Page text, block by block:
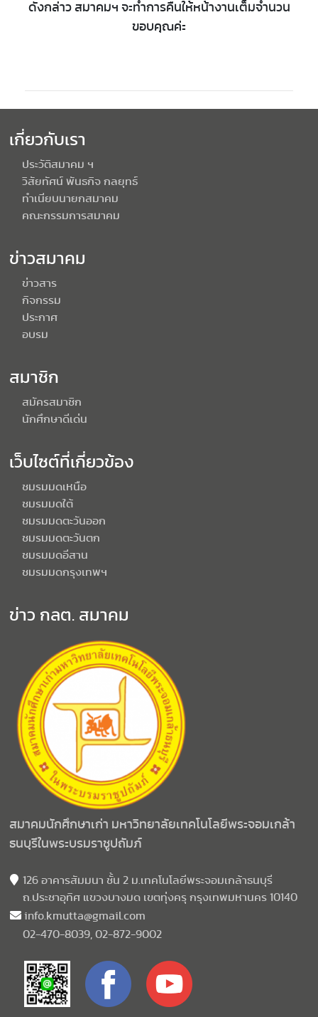
ดังกล่าว สมาคมฯ จะทำการคืนให้หน้างานเต็มจำนวน
ขอบคุณค่ะ
เกี่ยวกับเรา
ประวัติสมาคม ฯ
วิสัยทัศน์ พันธกิจ กลยุทธ์
ทำเนียบนายกสมาคม
คณะกรรมการสมาคม
ข่าวสมาคม
ข่าวสาร
กิจกรรม
ประกาศ
อบรม
สมาชิก
สมัครสมาชิก
นักศึกษาดีเด่น
เว็บไซต์ที่เกี่ยวข้อง
ชมรมมดเหนือ
ชมรมมดใต้
ชมรมมดตะวันออก
ชมรมมดตะวันตก
ชมรมมดอีสาน
ชมรมมดกรุงเทพฯ
ข่าว กลต. สมาคม
สมาคมนักศึกษาเก่า มหาวิทยาลัยเทคโนโลยีพระจอมเกล้า
ธนบุรีในพระบรมราชูปถัมภ์
126 อาคารสัมมนา ชั้น 2 ม.เทคโนโลยีพระจอมเกล้าธนบุรี
ถ.ประชาอุทิศ แขวงบางมด เขตทุ่งครุ กรุงเทพมหานคร 10140
info.kmutta@gmail.com
02-470-8039, 02-872-9002